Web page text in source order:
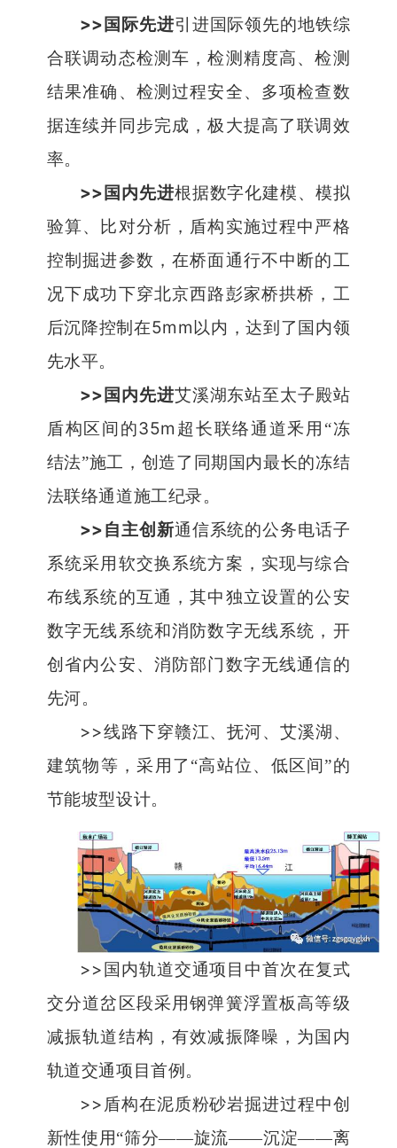
>> 国际先进引进国际领先的地铁综
合联调动态检测车，检测精度高、检测
结果准确、检测过程安全、多项检查数
据连续并同步完成，极大提高了联调效
率。
>> 国内先进根据数字化建模、模拟
验算、比对分析，盾构实施过程中严格
控制掘进参数，在桥面通行不中断的工
况下成功下穿北京西路彭家桥拱桥，工
后沉降控制在5mm 以内，达到了国内领
先水平。
>> 国内先进艾溪湖东站至太子殿站
盾构区间的35m 超长联络通道釆用 “冻
结法”施工，创造了同期国内最长的冻结
法联络通道施工纪录。
>>自主创新通信系统的公务电话子
系统采用软交换系统方案，实现与综合
布线系统的互通，其中独立设置的公安
数字无线系统和消防数字无线系统，开
创省内公安、消防部门数字无线通信的
先河。
>>线路下穿赣江、抚河、艾溪湖、
建筑物等，采用了 “高站位、低区间”的
节能坡型设计。
>> 国内轨道交通项目中首次在复式
交分道岔区段采用钢弹簧浮置板高等级
减振轨道结构，有效减振降噪，为国内
轨道交通项目首例。
>> 盾构在泥质粉砂岩掘进过程中创
新性使用“筛分——旋流——沉淀——离